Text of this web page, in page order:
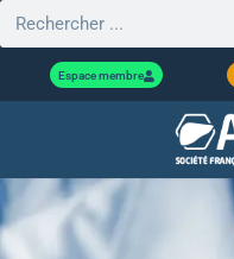
Espace membre